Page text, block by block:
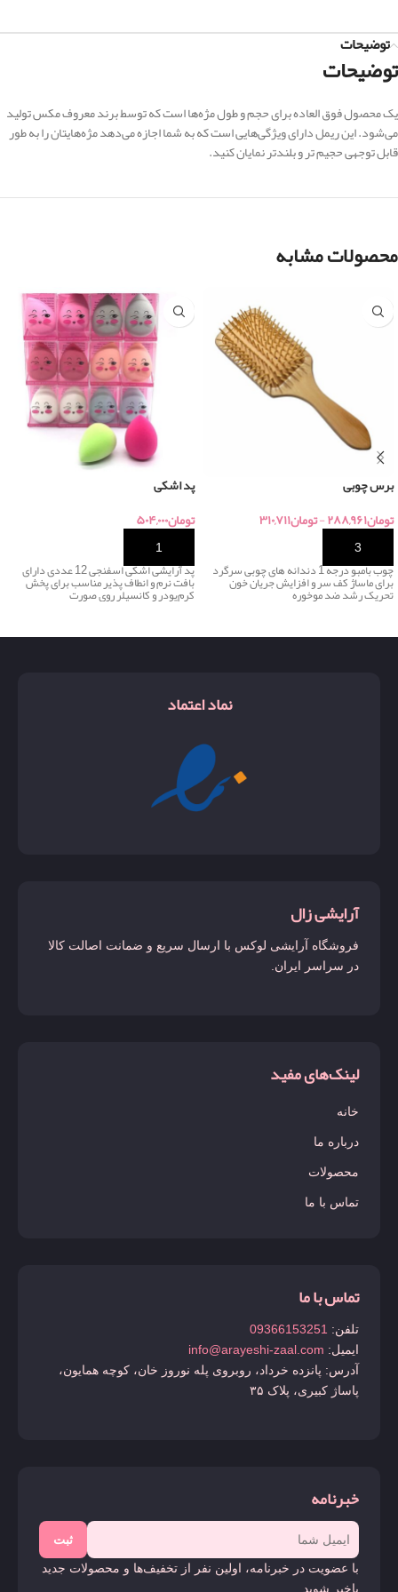
توضیحات
توضیحات
یک محصول فوق العاده برای حجم و طول مژه‌ها است که توسط برند معروف مکس تولید
می‌شود. این ریمل دارای ویژگی‌هایی است که به شما اجازه می‌دهد مژه‌هایتان را به طور
قابل توجهی حجیم تر و بلندتر نمایان کنید.
محصولات مشابه
برس چوبی
تومان۲۸۸,۹۶۱-تومان۳۱۰,۷۱۱
چوب بامبو درجه 1 دندانه های چوبی سرگرد
برای ماساژ کف سر و افزایش جریان خون
تحریک رشد ضد موخوره
پد اشکی
تومان۵۰۴,۰۰۰
خرید
پد آرایشی اشکی اسفنجی 12 عددی دارای
بافت نرم و انطاف پذیر مناسب برای پخش
کرم‌پودر و کانسیلر روی صورت
نماد اعتماد
آرایشی زال
فروشگاه آرایشی لوکس با ارسال سریع و ضمانت اصالت کالا
در سراسر ایران.
لینک‌های مفید
خانه
درباره ما
محصولات
تماس با ما
تماس با ما
تلفن: 09366153251
ایمیل: info@arayeshi-zaal.com
آدرس: پانزده خرداد، روبروی پله نوروز خان، کوچه همایون،
پاساژ کبیری، پلاک ۳۵
خبرنامه
ثبت
با عضویت در خبرنامه، اولین نفر از تخفیف‌ها و محصولات جدید
باخبر شوید.